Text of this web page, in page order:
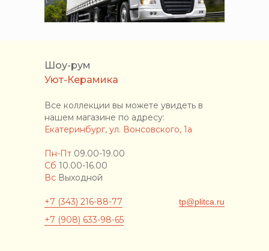
Шоу-рум
Уют-Керамика
Все коллекции вы можете увидеть в
нашем магазине по адресу:
Екатеринбург, ул. Вонсовского, 1а
Пн-Пт 09.00-19.00
Сб 10.00-16.00
Вс Выходной
+7 (343) 216-88-77 tp@plitca.ru
+7 (908) 633-98-65